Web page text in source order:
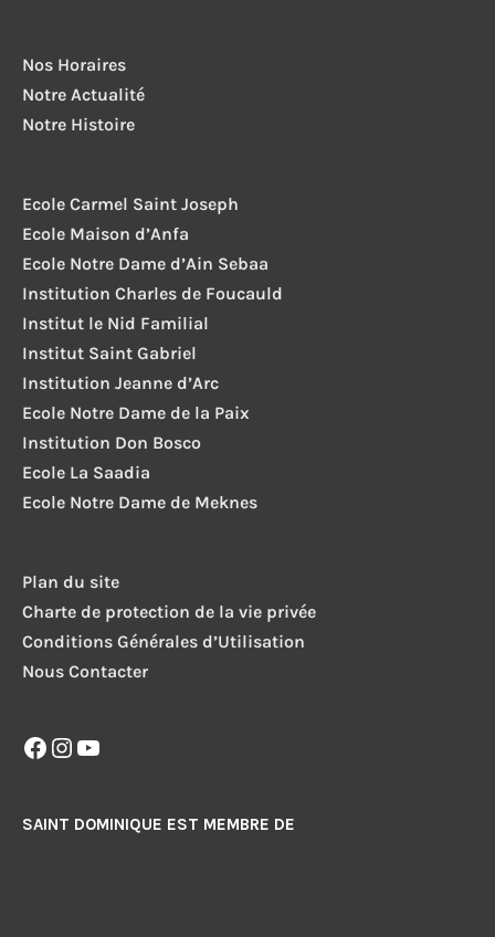
Nos Horaires
Notre Actualité
Notre Histoire
Ecole Carmel Saint Joseph
Ecole Maison d’Anfa
Ecole Notre Dame d’Ain Sebaa
Institution Charles de Foucauld
Institut le Nid Familial
Institut Saint Gabriel
Institution Jeanne d’Arc
Ecole Notre Dame de la Paix
Institution Don Bosco
Ecole La Saadia
Ecole Notre Dame de Meknes
Plan du site
Charte de protection de la vie privée
Conditions Générales d’Utilisation
Nous Contacter
Facebook
Instagram
YouTube
SAINT DOMINIQUE EST MEMBRE DE